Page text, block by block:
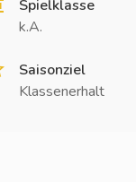
Spielklasse
k.A.
Saisonziel
Klassenerhalt